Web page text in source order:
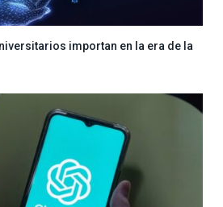
importan en la era de la